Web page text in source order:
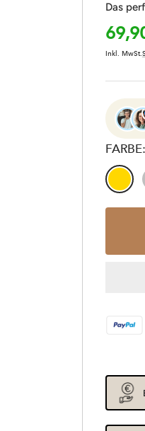
Das
Inkl. MwSt.
FARBE:
Gold